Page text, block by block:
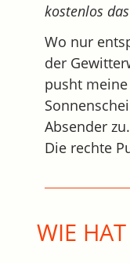
kostenlos
Wo nur
der
pusht
Absender
Die rechte
WIE